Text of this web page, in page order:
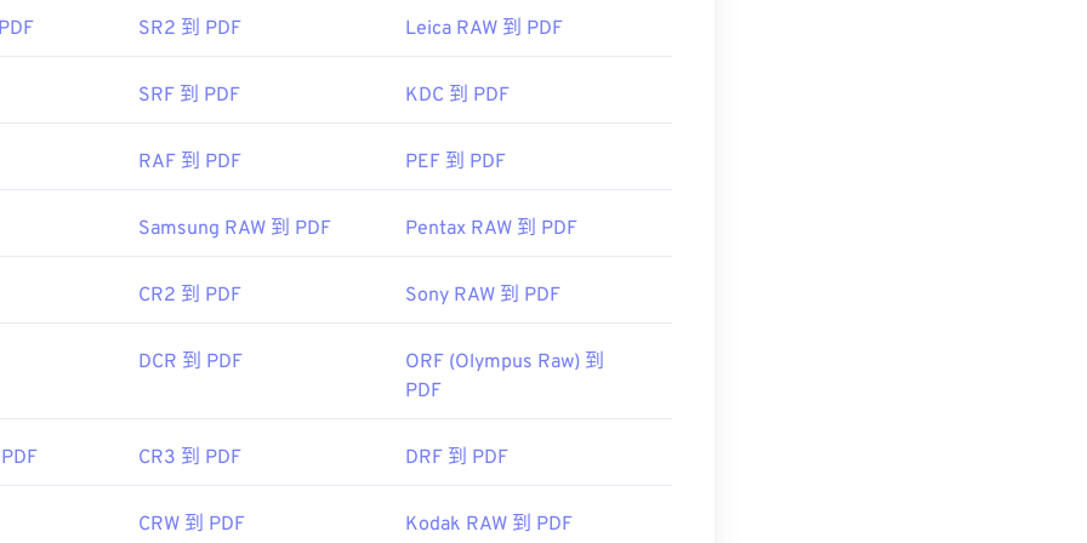
強烈推薦
SumatraPDF或
wiki/Portable_Document_Format
SR2 到 PDF Leica RAW 到 PDF
SRF 到 PDF KDC 到 PDF
RAF 到 PDF PEF 到 PDF
Samsung RAW 到 PDF Pentax RAW 到 PDF
CR2 到 PDF Sony RAW 到 PDF
DCR 到 PDF
ORF (Olympus Raw) 到
PDF
CR3 到 PDF DRF 到 PDF
CRW 到 PDF Kodak RAW 到 PDF